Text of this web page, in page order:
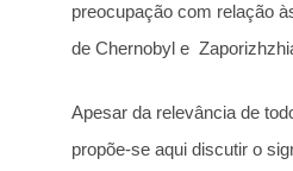
preocupação com relação
de Chernobyl e
Apesar da relevância de
propõe-se aqui discutir o